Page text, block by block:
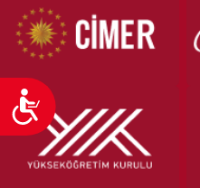
Ulaşılabilirlik